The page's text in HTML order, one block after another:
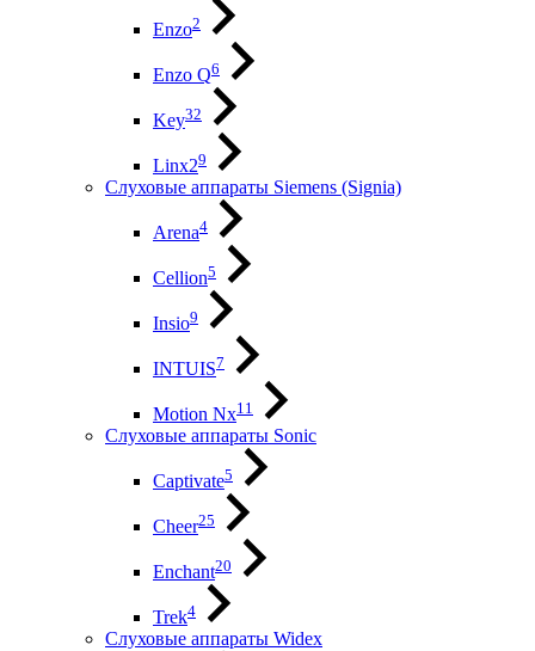
Enzo2
Enzo Q6
Key32
Linx29
Слуховые аппараты Siemens (Signia)
Arena4
Cellion5
Insio9
INTUIS7
Motion Nx11
Слуховые аппараты Sonic
Captivate5
Cheer25
Enchant20
Trek4
Слуховые аппараты Widex